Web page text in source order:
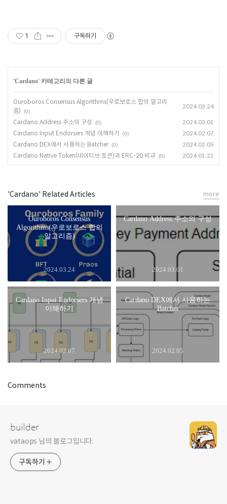
1 구독하기
'Cardano' 카테고리의 다른 글
Ouroboros Consensus Algorithms(우로보로스 합의 알고리
즘)
(0)
2024.03.24
Cardano Address 주소의 구성 (0) 2024.03.01
Cardano Input Endorsers 개념 이해하기 (0) 2024.02.07
Cardano DEX에서 사용하는 Batcher (0) 2024.02.05
Cardano Native Token(네이티브 토큰)과 ERC-20 비교 (0) 2024.01.21
'Cardano' Related Articles
Ouroboros Consensus
Algorithms(우로보로스 합의
알고리즘)
2024.03.24
Cardano Address 주소의 구성
2024.03.01
Cardano Input Endorsers 개념
이해하기
2024.02.07
Cardano DEX에서 사용하는
Batcher
2024.02.05
more
Comments
builder
vataops 님의 블로그입니다.
구독하기